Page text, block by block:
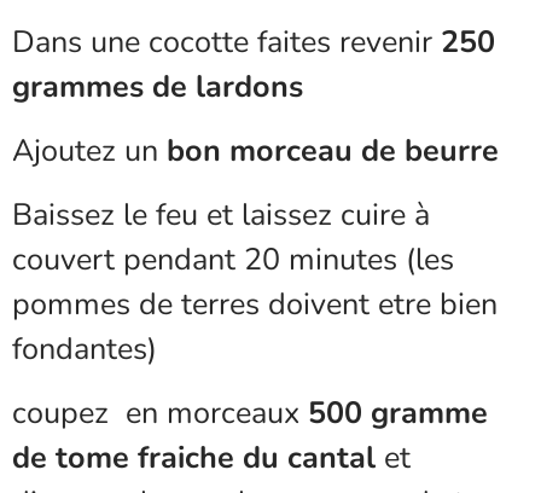
Dans une cocotte faites revenir 250
grammes de lardons
Ajoutez un bon morceau de beurre
Baissez le feu et laissez cuire à
couvert pendant 20 minutes (les
pommes de terres doivent etre bien
fondantes)
coupez en morceaux 500 gramme
de tome fraiche du cantal et